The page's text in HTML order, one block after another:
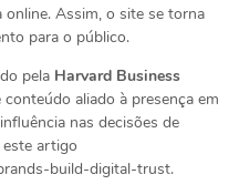
online. Assim, o site se torna
para o público.
pela Harvard Business
aliado à presença em
nas decisões de
artigo
build-digital-trust.